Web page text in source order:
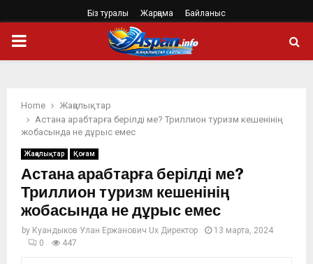
Біз туралы Жарңама Байланыс
PRIMARY
Home
Жаңалықтар
Астана арабтарға берілді ме? Триллион туризм кешенінің
жобасында не дұрыс емес
Жаңалықтар Қоғам
Астана арабтарға берілді ме?
Триллион туризм кешенінің
жобасында не дұрыс емес
by Куандыков Улан Ержанович Ux Директор
13 марта, 2024
0
447